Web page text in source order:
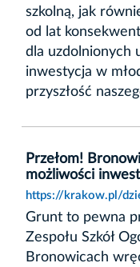
szkolną, jak
od lat
dla uzdolnionych
inwestycja w
przyszłość
Przełom!
możliwości
https://krakow.pl/
Grunt to pewna
Zespołu Szkół
Bronowicach